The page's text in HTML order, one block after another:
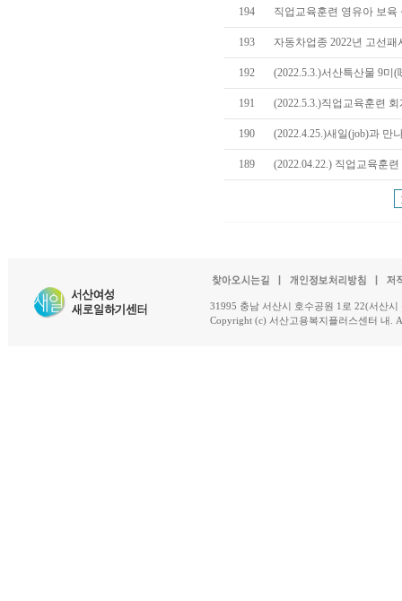
194 직업교육훈련 영유아 보
193 자동차업종 2022년 고선
192 (2022.5.3.)서산특산물 9미
191 (2022.5.3.)직업교육훈련
190 (2022.4.25.)새일(job)과 만
189 (2022.04.22.) 직업교육훈
31995 충남 서산시 호수공원 1로 22(서산
Copyright (c) 서산고용복지플러스센터 내.